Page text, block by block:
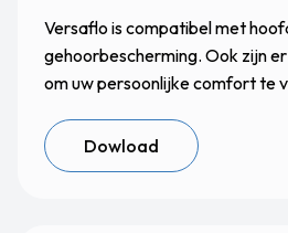
Versaflo is compatibel met
gehoorbescherming. Ook zijn
om uw persoonlijke comfort te
Dowload